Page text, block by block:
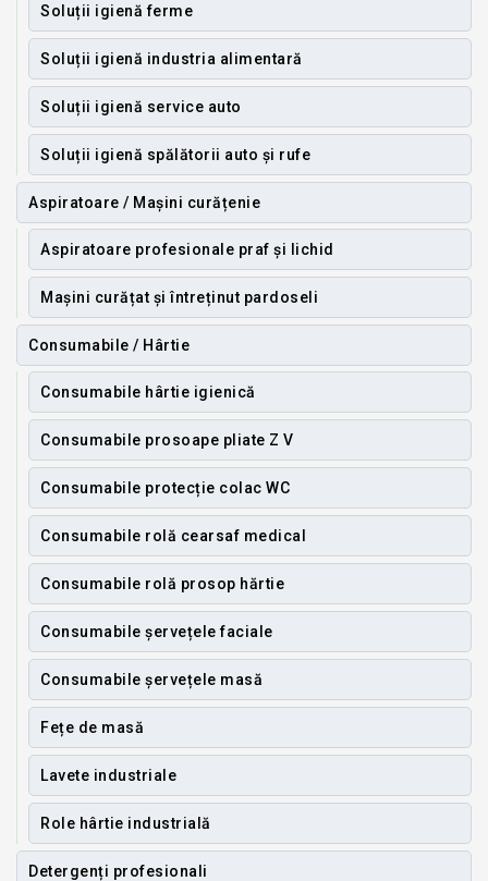
Soluții igienă ferme
Soluții igienă industria alimentară
Soluții igienă service auto
Soluții igienă spălătorii auto și rufe
Aspiratoare / Mașini curățenie
Aspiratoare profesionale praf și lichid
Mașini curățat și întreținut pardoseli
Consumabile / Hârtie
Consumabile hârtie igienică
Consumabile prosoape pliate Z V
Consumabile protecție colac WC
Consumabile rolă cearsaf medical
Consumabile rolă prosop hărtie
Consumabile șervețele faciale
Consumabile șervețele masă
Fețe de masă
Lavete industriale
Role hârtie industrială
Detergenți profesionali